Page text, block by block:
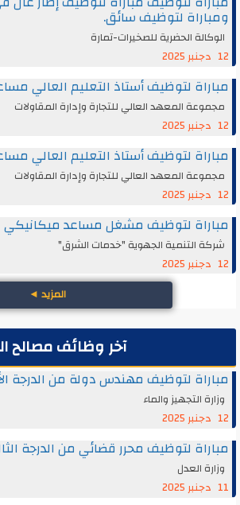
لتوظيف سائق.
الحضرية للصخيرات-تمارة
لتوظيف أستاذ التعليم العالي مساعد من
المعهد العالي للتجارة وإدارة المقاولات
لتوظيف أستاذ التعليم العالي مساعد من
المعهد العالي للتجارة وإدارة المقاولات
لتوظيف مشغل مساعد ميكانيكي
التنمية الجهوية "خدمات الشرق"
◄
آخر وظائف مصالح
لتوظيف مهندس دولة من الدرجة الأولى -
التجهيز والماء
لتوظيف محرر قضائي من الدرجة الثالثة -
العدل